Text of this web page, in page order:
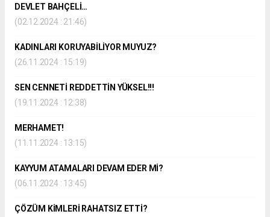
DEVLET BAHÇELİ…
(02.12.2024 : 21:46)
KADINLARI KORUYABİLİYOR MUYUZ?
(26.11.2024 : 15:19)
SEN CENNETİ REDDETTİN YÜKSEL!!!
(19.11.2024 : 12:38)
MERHAMET!
(11.11.2024 : 13:15)
KAYYUM ATAMALARI DEVAM EDER Mİ?
(06.11.2024 : 13:45)
ÇÖZÜM KİMLERİ RAHATSIZ ETTİ?